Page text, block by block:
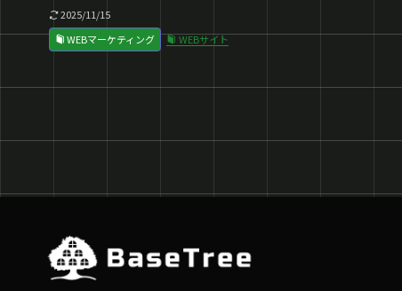
2025/11/15
WEBマーケティング
WEBサイト